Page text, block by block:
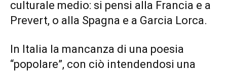
culturale medio: si pensi alla Francia e a
Prevert, o alla Spagna e a Garcia Lorca.
In Italia la mancanza di una poesia
“popolare”, con ciò intendendosi una